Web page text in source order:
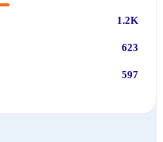
1.2K
623
597